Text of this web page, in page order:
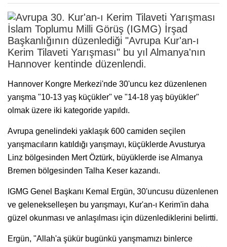
İslam Toplumu Milli Görüş (IGMG) İrşad
Başkanlığının düzenlediği "Avrupa Kur'an-ı
Kerim Tilaveti Yarışması" bu yıl Almanya'nın
Hannover kentinde düzenlendi.
Hannover Kongre Merkezi'nde 30'uncu kez düzenlenen
yarışma "10-13 yaş küçükler" ve "14-18 yaş büyükler"
olmak üzere iki kategoride yapıldı.
Avrupa genelindeki yaklaşık 600 camiden seçilen
yarışmacıların katıldığı yarışmayı, küçüklerde Avusturya
Linz bölgesinden Mert Öztürk, büyüklerde ise Almanya
Bremen bölgesinden Talha Keser kazandı.
IGMG Genel Başkanı Kemal Ergün, 30'uncusu düzenlenen
ve gelenekselleşen bu yarışmayı, Kur'an-ı Kerim'in daha
güzel okunması ve anlaşılması için düzenlediklerini belirtti.
Ergün, "Allah'a şükür bugünkü yarışmamızı binlerce